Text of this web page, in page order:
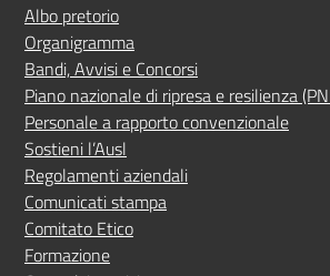
Albo pretorio
Organigramma
Bandi, Avvisi e Concorsi
Piano nazionale di ripresa e resilienza
Personale a rapporto convenzionale
Sostieni l’Ausl
Regolamenti aziendali
Comunicati stampa
Comitato Etico
Formazione